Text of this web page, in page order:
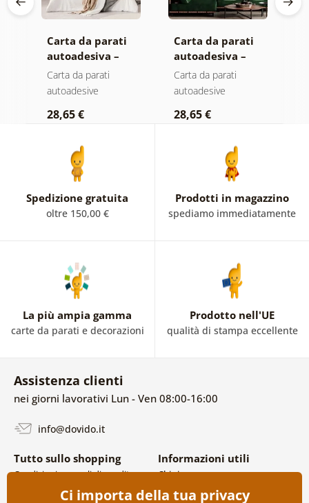
Carta da parati
autoadesiva –
Foglie con
sfumatura
Carta da parati
autoadesive
28,65 €
Carta da parati
autoadesiva –
Foresta nella
nebbia
Carta da parati
autoadesive
28,65 €
Spedizione gratuita
oltre 150,00 €
Prodotti in magazzino
spediamo immediatamente
La più ampia gamma
carte da parati e decorazioni
Prodotto nell'UE
qualità di stampa eccellente
Assistenza clienti
nei giorni lavorativi Lun - Ven 08:00-16:00
info@dovido.it
Tutto sullo shopping
Condizioni generali di vendita e
Informazioni utili
Chi siamo
FAQ
Ci importa della tua privacy